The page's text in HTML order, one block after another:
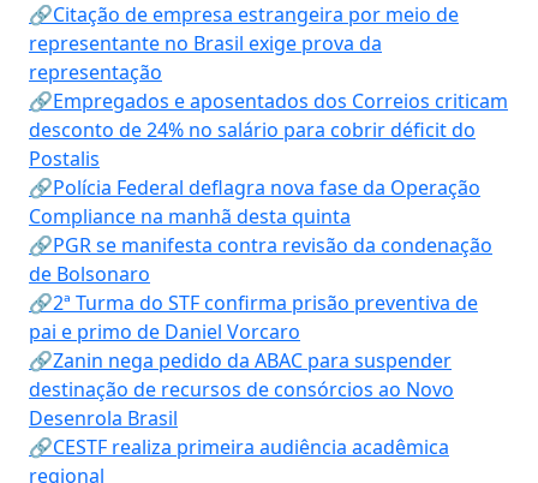
🔗Citação de empresa estrangeira por meio de
representante no Brasil exige prova da
representação
🔗Empregados e aposentados dos Correios criticam
desconto de 24% no salário para cobrir déficit do
Postalis
🔗Polícia Federal deflagra nova fase da Operação
Compliance na manhã desta quinta
🔗PGR se manifesta contra revisão da condenação
de Bolsonaro
🔗2ª Turma do STF confirma prisão preventiva de
pai e primo de Daniel Vorcaro
🔗Zanin nega pedido da ABAC para suspender
destinação de recursos de consórcios ao Novo
Desenrola Brasil
🔗CESTF realiza primeira audiência acadêmica
regional